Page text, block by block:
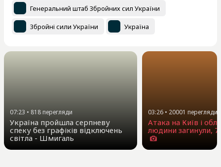
Генеральний штаб Збройних сил України
Збройні сили України Україна
07:23 • 818 перегляди
Україна пройшла серпневу
спеку без графіків відключень
світла - Шмигаль
03:26 • 20001 перегляди
Атака на Київ і
людини загинули,